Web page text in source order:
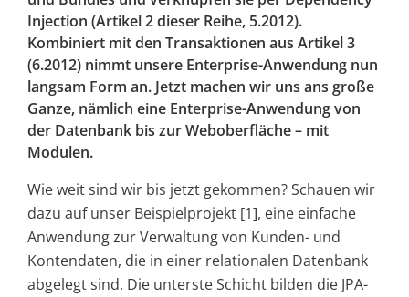
Injection (Artikel 2 dieser Reihe, 5.2012).
Kombiniert mit den Transaktionen aus Artikel 3
(6.2012) nimmt unsere Enterprise-Anwendung nun
langsam Form an. Jetzt machen wir uns ans große
Ganze, nämlich eine Enterprise-Anwendung von
der Datenbank bis zur Weboberfläche – mit
Modulen.
Wie weit sind wir bis jetzt gekommen? Schauen wir
dazu auf unser Beispielprojekt [1], eine einfache
Anwendung zur Verwaltung von Kunden- und
Kontendaten, die in einer relationalen Datenbank
abgelegt sind. Die unterste Schicht bilden die JPA-